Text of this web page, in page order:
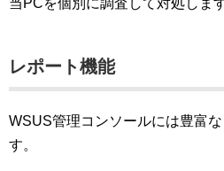
当PCを個別に調査して対処します
レポート機能
WSUS管理コンソールには豊富
す。